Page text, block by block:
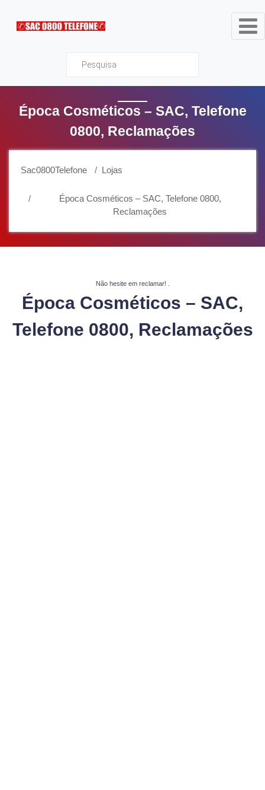
Sac0800Telefone
Época Cosméticos – SAC, Telefone
0800, Reclamações
Sac0800Telefone Lojas
Época Cosméticos – SAC, Telefone 0800,
Reclamações
Não hesite em reclamar!
Época Cosméticos – SAC,
Telefone 0800, Reclamações